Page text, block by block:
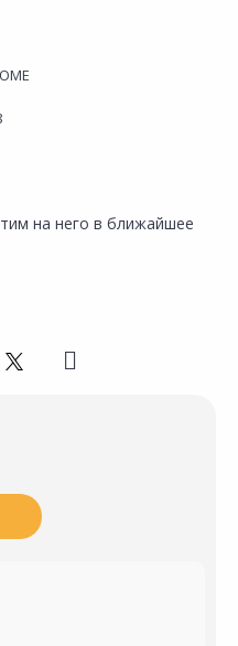
на него в ближайшее